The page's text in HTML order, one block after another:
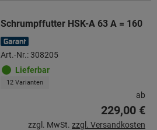
Schrumpffutter HSK-A 63 A = 160
Art.-Nr.: 308205
Lieferbar
12 Varianten
ab
229,00 €
zzgl. MwSt. zzgl. Versandkosten